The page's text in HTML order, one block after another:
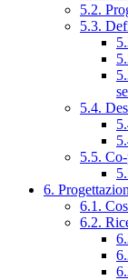
5.2.
5.3.
5.4.
5.5.
6.
6.1.
6.2.